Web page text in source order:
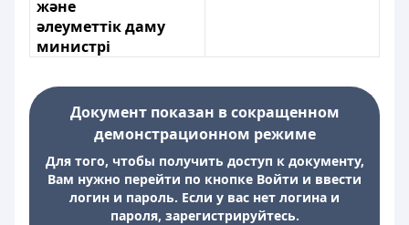
және
әлеуметтік даму
министрі
Документ показан в сокращенном
демонстрационном режиме
Для того, чтобы получить доступ к документу,
Вам нужно перейти по кнопке Войти и ввести
логин и пароль. Если у вас нет логина и
пароля, зарегистрируйтесь.